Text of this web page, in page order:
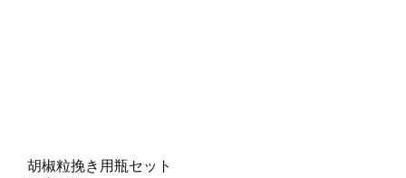
胡椒粒挽き用瓶セット